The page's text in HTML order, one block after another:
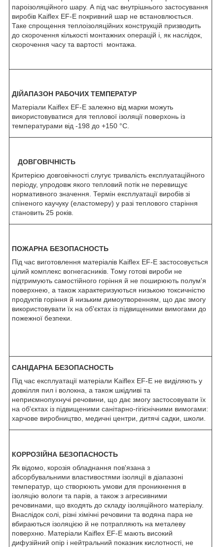
пароізоляційного шару. А під час внутрішнього застосування
виробів Kaiflex EF-E покривний шар не встановлюється.
Таке спрощення теплоізоляційних конструкцій призводить
до скорочення кількості монтажних операцій і, як наслідок,
скорочення часу та вартості монтажа.
ДІЙАПАЗОН РАБОЧИХ ТЕМПЕРАТУР
Матеріали Kaiflex EF-E залежно від марки можуть
використовуватися для теплової ізоляції поверхонь із
температурами від -198 до +150 °C.
ДОВГОВІЧНІСТЬ
Критерією довговічності слугує тривалість експлуатаційного
періоду, упродовж якого тепловий потік не перевищує
нормативного значення. Термін експлуатації виробів зі
спіненого каучуку (еластомеру) у разі теплового старіння
становить 25 років.
ПОЖАРНА БЕЗОПАСНОСТЬ
Під час виготовлення матеріалів Kaiflex EF-E застосовується
цілий комплекс вогнегасників. Тому готові вироби не
підтримують самостійного горіння й не поширюють полум'я
поверхнею, а також характеризуються низькою токсичністю
продуктів горіння й низьким димоутворенням, що дає змогу
використовувати їх на об'єктах із підвищеними вимогами до
пожежної безпеки.
САНІДАРНА БЕЗОПАСНОСТЬ
Під час експлуатації матеріали Kaiflex EF-E не виділяють у
довкілля пил і волокна, а також шкідливі та
неприємнопухнучі речовини, що дає змогу застосовувати їх
на об'єктах із підвищеними санітарно-гігієнічними вимогами:
харчове виробництво, медичні центри, дитячі садки, школи.
КОРРОЗІЙНА БЕЗОПАСНОСТЬ
Як відомо, корозія обладнання пов'язана з
абсорбувальними властивостями ізоляції в діапазоні
температур, що створюють умови для проникнення в
ізоляцію вологи та парів, а також з агресивними
речовинами, що входять до складу ізоляційного матеріалу.
Внаслідок солі, різні хімічні речовини та водяна пара не
вбираються ізоляцією й не потрапляють на металеву
поверхню. Матеріали Kaiflex EF-E мають високий
дифузійний опір і нейтральний показник кислотності, не